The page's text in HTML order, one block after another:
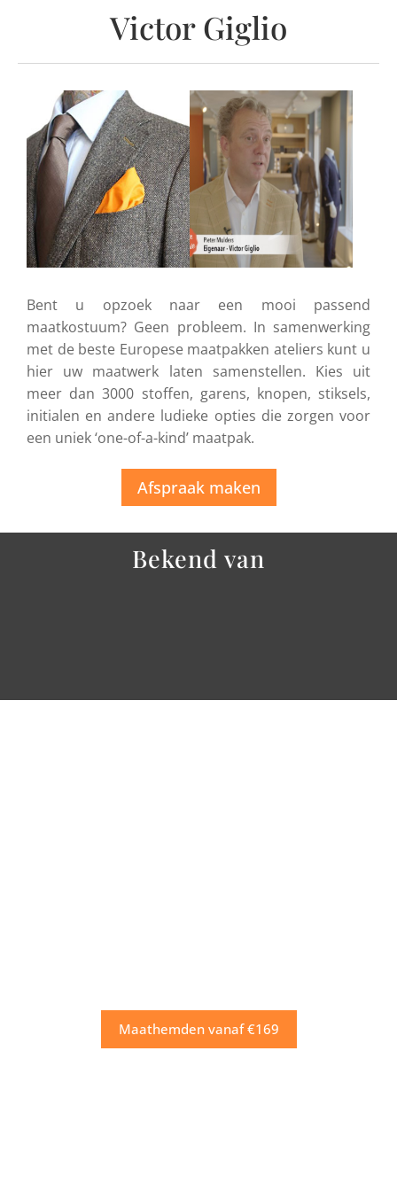
Victor Giglio
Bent u opzoek naar een mooi passend
maatkostuum? Geen probleem. In samenwerking
met de beste Europese maatpakken ateliers kunt u
hier uw maatwerk laten samenstellen. Kies uit
meer dan 3000 stoffen, garens, knopen, stiksels,
initialen en andere ludieke opties die zorgen voor
een uniek ‘one-of-a-kind’ maatpak.
Afspraak maken
Bekend van
Maathemden vanaf €169